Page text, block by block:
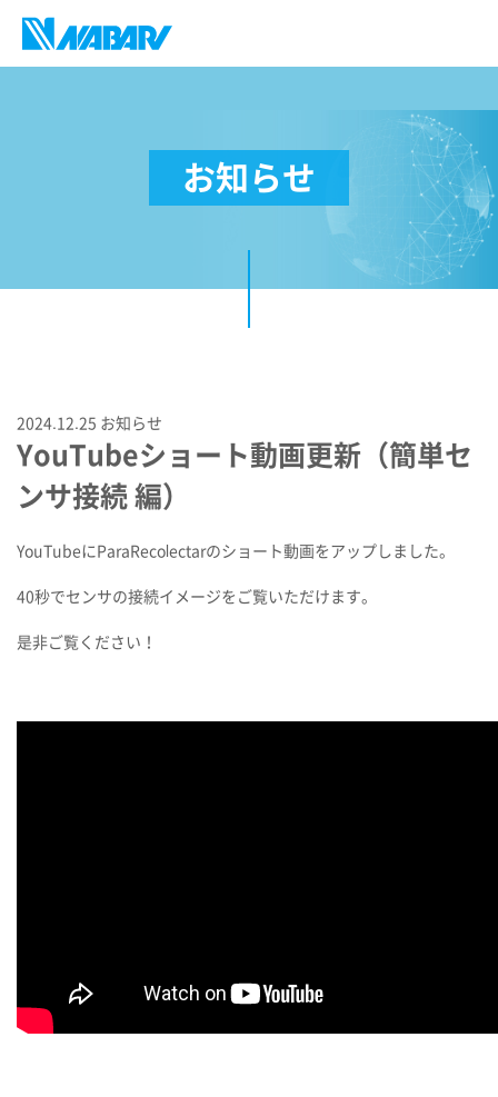
お知らせ
2024.12.25 お知らせ
YouTubeショート動画更新（簡単セ
ンサ接続 編）
YouTubeにParaRecolectarのショート動画をアップしました。
40秒でセンサの接続イメージをご覧いただけます。
是非ご覧ください！